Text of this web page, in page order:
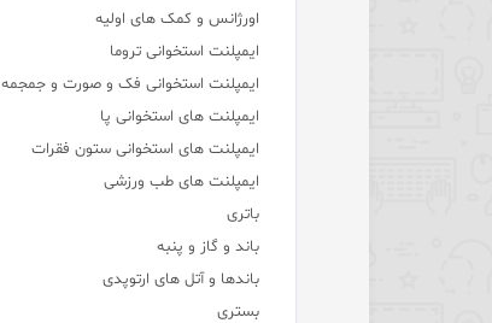
اورژانس و کمک های اولیه
ایمپلنت استخوانی تروما
ایمپلنت استخوانی فک و صورت و جمجمه
ایمپلنت های استخوانی پا
ایمپلنت های استخوانی ستون فقرات
ایمپلنت های طب ورزشی
باتری
باند و گاز و پنبه
باندها و آتل های ارتوپدی
بستری